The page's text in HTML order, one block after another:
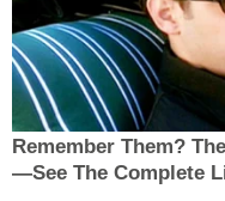
Remember Them?
—See The Complete